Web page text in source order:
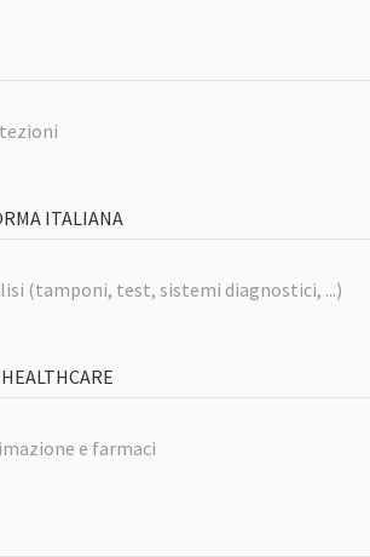
ITALIANA
(tamponi, test, sistemi diagnostici, ...)
e farmaci